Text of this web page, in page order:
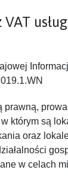
którym są
oraz
w celach